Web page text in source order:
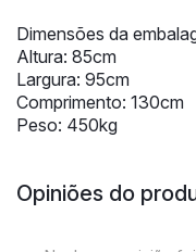
Dimensões da
Altura: 85cm
Largura: 95cm
Comprimento: 130cm
Peso: 450kg
Opiniões do